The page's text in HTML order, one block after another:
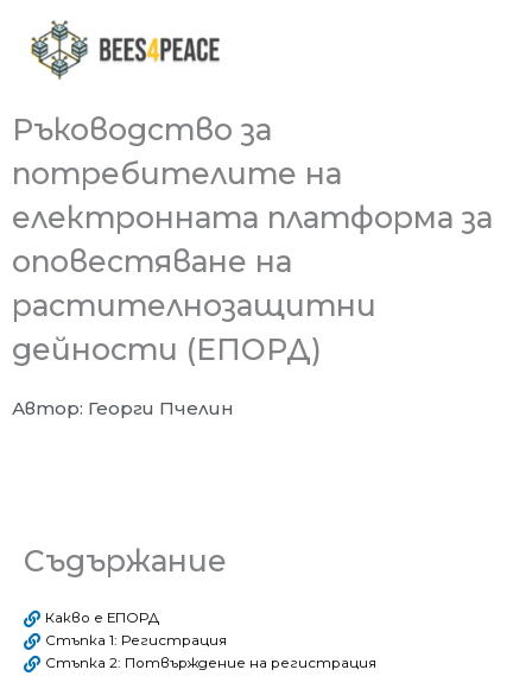
content
Ръководство за
потребителите на
електронната платформа за
оповестяване на
растителнозащитни
дейности (ЕПОРД)
Автор: Георги Пчелин
Съдържание
Какво е ЕПОРД
Стъпка 1: Регистрация
Стъпка 2: Потвърждение на регистрация